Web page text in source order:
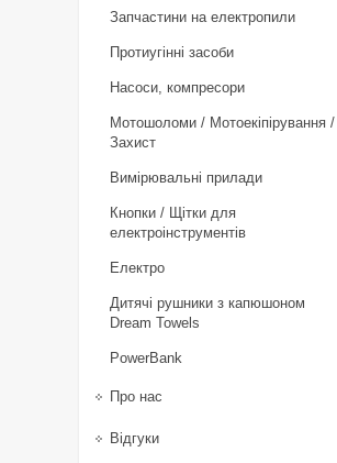
Запчастини на електропили
Протиугінні засоби
Насоси, компресори
Мотошоломи / Мотоекіпірування /
Захист
Вимірювальні прилади
Кнопки / Щітки для
електроінструментів
Електро
Дитячі рушники з капюшоном
Dream Towels
PowerBank
Про нас
Відгуки